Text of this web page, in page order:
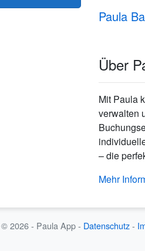
Paula
Über
Mit Paula
verwalten
– die
Mehr
© 2026 - Paula App - Datenschutz-